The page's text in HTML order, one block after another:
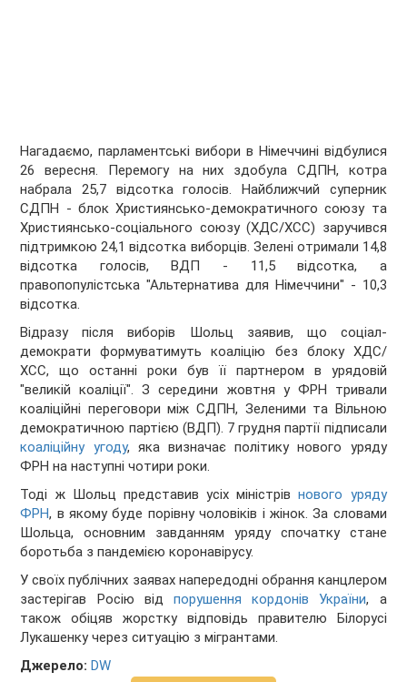
Нагадаємо, парламентські вибори в Німеччині відбулися
26 вересня. Перемогу на них здобула СДПН, котра
набрала 25,7 відсотка голосів. Найближчий суперник
СДПН - блок Християнсько-демократичного союзу та
Християнсько-соціального союзу (ХДС/ХСС) заручився
підтримкою 24,1 відсотка виборців. Зелені отримали 14,8
відсотка голосів, ВДП - 11,5 відсотка, а
правопопулістська "Альтернатива для Німеччини" - 10,3
відсотка.
Відразу після виборів Шольц заявив, що соціал-
демократи формуватимуть коаліцію без блоку ХДС/
ХСС, що останні роки був її партнером в урядовій
"великій коаліції". З середини жовтня у ФРН тривали
коаліційні переговори між СДПН, Зеленими та Вільною
демократичною партією (ВДП). 7 грудня партії підписали
коаліційну угоду, яка визначає політику нового уряду
ФРН на наступні чотири роки.
Тоді ж Шольц представив усіх міністрівнового уряду
ФРН, в якому буде порівну чоловіків і жінок. За словами
Шольца, основним завданням уряду спочатку стане
боротьба з пандемією коронавірусу.
У своїх публічних заявах напередодні обрання канцлером
застерігав Росію від порушення кордонів України, а
також обіцяв жорстку відповідь правителю Білорусі
Лукашенку через ситуацію з мігрантами.
Джерело: DW